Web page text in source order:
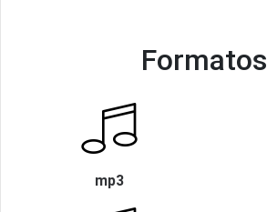
Formatos
mp3